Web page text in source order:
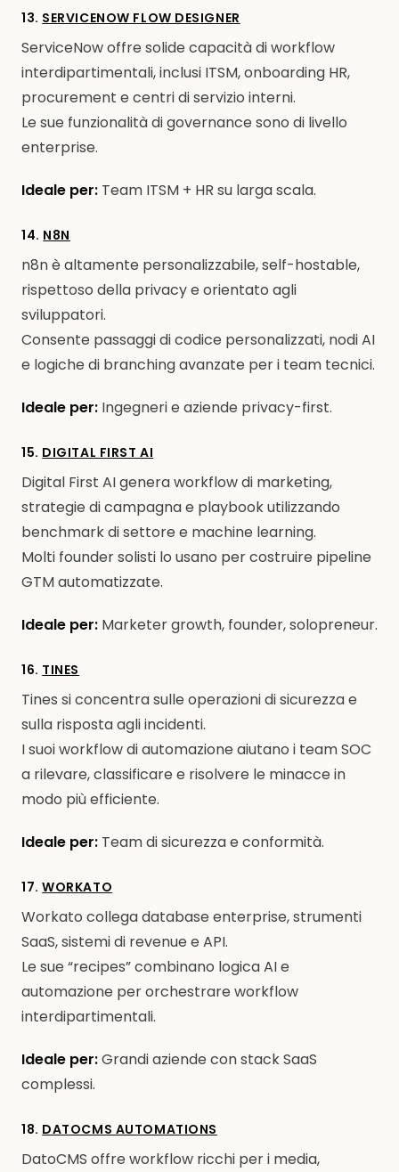
13. SERVICENOW FLOW DESIGNER
ServiceNow offre solide capacità di workflow
interdipartimentali, inclusi ITSM, onboarding HR,
procurement e centri di servizio interni.
Le sue funzionalità di governance sono di livello
enterprise.
Ideale per: Team ITSM + HR su larga scala.
14. N8N
n8n è altamente personalizzabile, self-hostable,
rispettoso della privacy e orientato agli
sviluppatori.
Consente passaggi di codice personalizzati, nodi AI
e logiche di branching avanzate per i team tecnici.
Ideale per: Ingegneri e aziende privacy-first.
15. DIGITAL FIRST AI
Digital First AI genera workflow di marketing,
strategie di campagna e playbook utilizzando
benchmark di settore e machine learning.
Molti founder solisti lo usano per costruire pipeline
GTM automatizzate.
Ideale per: Marketer growth, founder, solopreneur.
16. TINES
Tines si concentra sulle operazioni di sicurezza e
sulla risposta agli incidenti.
I suoi workflow di automazione aiutano i team SOC
a rilevare, classificare e risolvere le minacce in
modo più efficiente.
Ideale per: Team di sicurezza e conformità.
17.WORKATO
Workato collega database enterprise, strumenti
SaaS, sistemi di revenue e API.
Le sue “recipes” combinano logica AI e
automazione per orchestrare workflow
interdipartimentali.
Ideale per:Grandi aziende con stack SaaS
complessi.
18. DATOCMS AUTOMATIONS
DatoCMS offre workflow ricchi per i media,